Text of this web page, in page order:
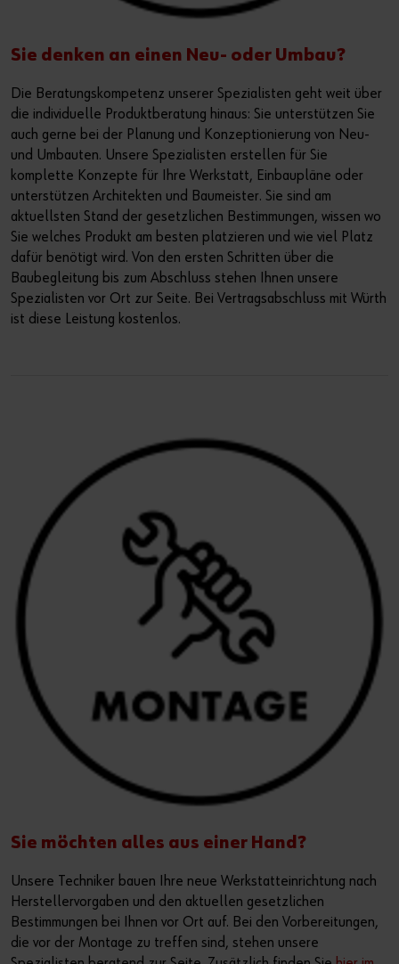
Sie denken an einen Neu- oder Umbau?
Die Beratungskompetenz unserer Spezialisten geht weit über
die individuelle Produktberatung hinaus: Sie unterstützen Sie
auch gerne bei der Planung und Konzeptionierung von Neu-
und Umbauten. Unsere Spezialisten erstellen für Sie
komplette Konzepte für Ihre Werkstatt, Einbaupläne oder
unterstützen Architekten und Baumeister. Sie sind am
aktuellsten Stand der gesetzlichen Bestimmungen, wissen wo
Sie welches Produkt am besten platzieren und wie viel Platz
dafür benötigt wird. Von den ersten Schritten über die
Baubegleitung bis zum Abschluss stehen Ihnen unsere
Spezialisten vor Ort zur Seite. Bei Vertragsabschluss mit Würth
ist diese Leistung kostenlos.
Sie möchten alles aus einer Hand?
Unsere Techniker bauen Ihre neue Werkstatteinrichtung nach
Herstellervorgaben und den aktuellen gesetzlichen
Bestimmungen bei Ihnen vor Ort auf. Bei den Vorbereitungen,
die vor der Montage zu treffen sind, stehen unsere